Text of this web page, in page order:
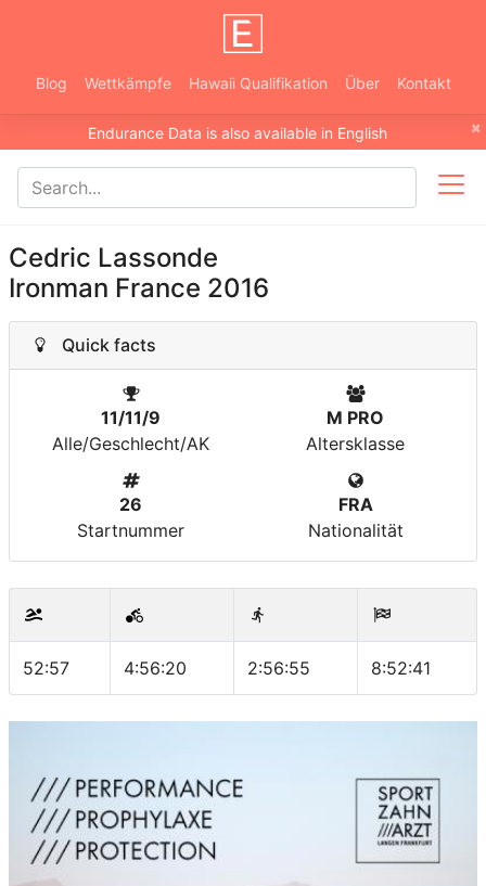
Blog Wettkämpfe Hawaii Qualifikation Über Kontakt
×
Endurance Data is also available in English
Cedric Lassonde
Ironman France 2016
Quick facts
11/11/9
Alle/Geschlecht/AK
M PRO
Altersklasse
26
Startnummer
FRA
Nationalität
52:57 4:56:20 2:56:55 8:52:41